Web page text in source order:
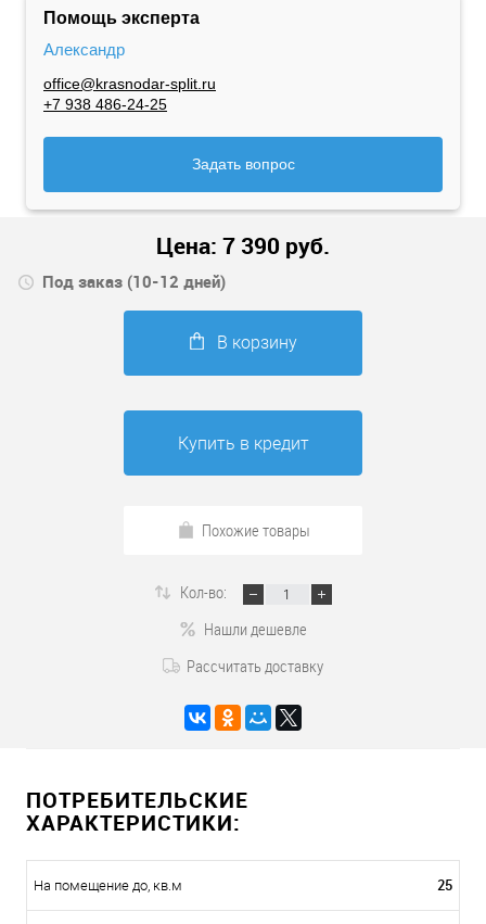
Помощь эксперта
Александр
office@krasnodar-split.ru
+7 938 486-24-25
Задать вопрос
Цена: 7 390 руб.
Под заказ (10-12 дней)
В корзину
Купить в кредит
Похожие товары
Кол-во:
Нашли дешевле
Рассчитать доставку
ПОТРЕБИТЕЛЬСКИЕ
ХАРАКТЕРИСТИКИ:
На помещение до, кв.м 25